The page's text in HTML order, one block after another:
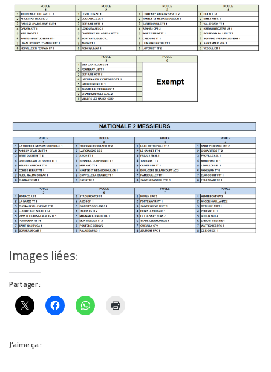
Images liées:
Partager :
J’aime ça :